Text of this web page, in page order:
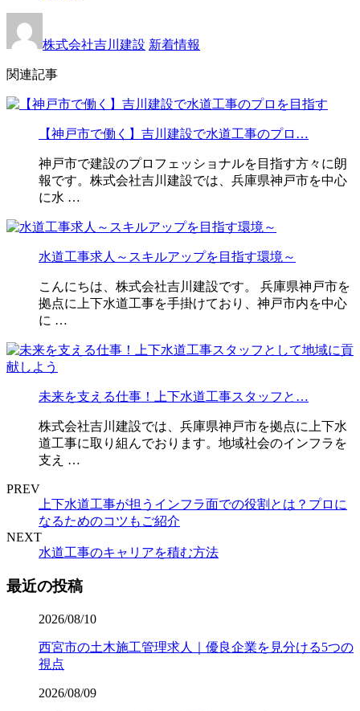
株式会社吉川建設 新着情報
関連記事
【神戸市で働く】吉川建設で水道工事のプロ…
神戸市で建設のプロフェッショナルを目指す方々に朗
報です。株式会社吉川建設では、兵庫県神戸市を中心
に水 …
水道工事求人～スキルアップを目指す環境～
こんにちは、株式会社吉川建設です。 兵庫県神戸市を
拠点に上下水道工事を手掛けており、神戸市内を中心
に …
未来を支える仕事！上下水道工事スタッフと…
株式会社吉川建設では、兵庫県神戸市を拠点に上下水
道工事に取り組んでおります。地域社会のインフラを
支え …
PREV
上下水道工事が担うインフラ面での役割とは？プロに
なるためのコツもご紹介
NEXT
水道工事のキャリアを積む方法
最近の投稿
2026/08/10
西宮市の土木施工管理求人｜優良企業を見分ける5つの
視点
2026/08/09